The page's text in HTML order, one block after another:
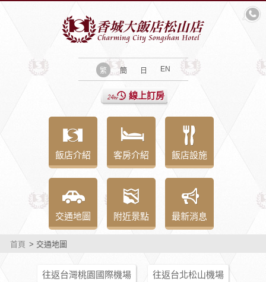
繁 簡 日 EN
線上訂房
飯店介紹 客房介紹 飯店設施
交通地圖 附近景點 最新消息
首頁 > 交通地圖
往返台灣桃園國際機場 往返台北松山機場